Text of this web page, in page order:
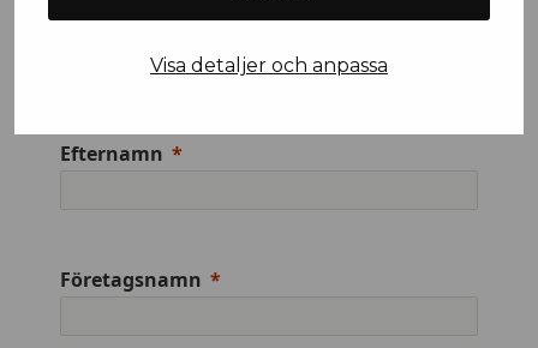
Visa detaljer och anpassa
Efternamn
Företagsnamn